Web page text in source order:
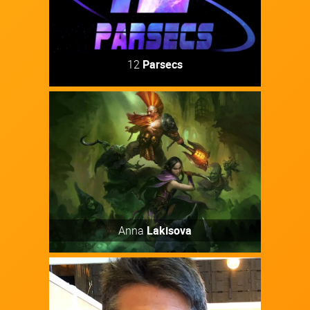
12 Parsecs
Anna Lakisova
Artiste
Découvrir
Auteur / Autrice
Découvrir